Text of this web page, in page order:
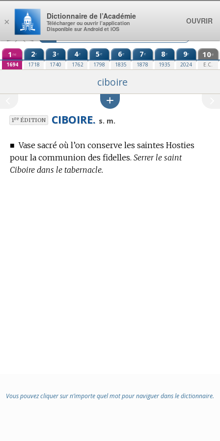
Aller au contenu
1 re
1694
2e
1718
3e
1740
4e
1762
5e
1798
6e
1835
7e
1878
8e
1935
9e
2024
10e
E.C.
ciboire
1reÉDITION CIBOIRE. s. m.
■Vase sacré où l’on conserve les saintes Hosties
pour la communion des fidelles. Serrer le saint
Ciboire dans le tabernacle.
Vous pouvez cliquer sur n’importe quel mot pour naviguer dans le dictionnaire.
×
Dictionnaire de l’Académie
Télécharger ou ouvrir l’application
Disponible sur Android et iOS
OUVRIR